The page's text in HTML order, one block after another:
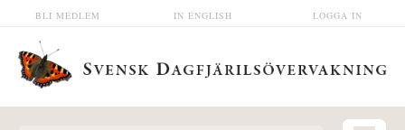
Hoppa till huvudinnehåll LOGGA IN
IN ENGLISH
BLI MEDLEM